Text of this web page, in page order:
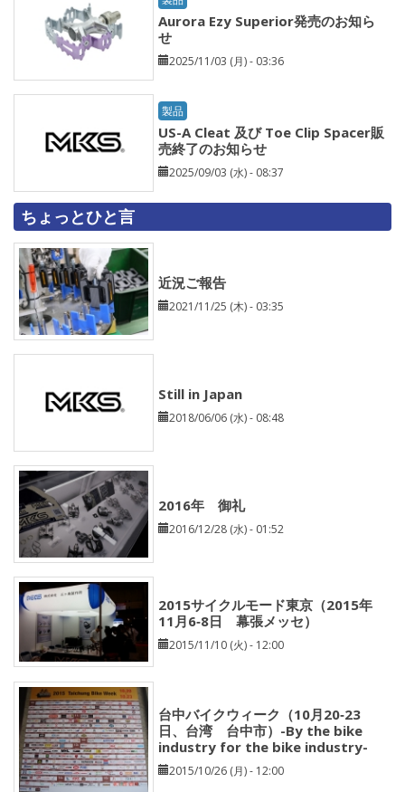
Aurora Ezy Superior発売のお知ら
せ
2025/11/03 (月) - 03:36
製品
US-A Cleat 及び Toe Clip Spacer販
売終了のお知らせ
2025/09/03 (水) - 08:37
ちょっとひと言
近況ご報告
2021/11/25 (木) - 03:35
Still in Japan
2018/06/06 (水) - 08:48
2016年 御礼
2016/12/28 (水) - 01:52
2015サイクルモード東京（2015年
11月6‐8日 幕張メッセ）
2015/11/10 (火) - 12:00
台中バイクウィーク（10月20‐23
日、台湾 台中市）-By the bike
industry for the bike industry-
2015/10/26 (月) - 12:00